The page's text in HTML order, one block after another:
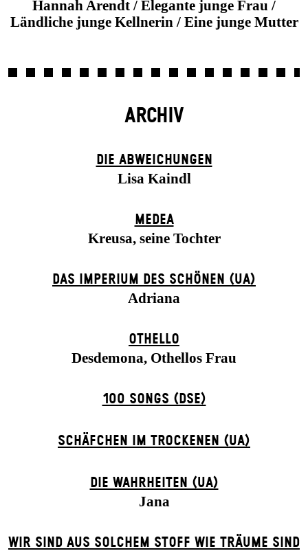
Hannah Arendt / Elegante junge Frau /
Ländliche junge Kellnerin / Eine junge Mutter
ARCHIV
DIE ABWEICHUNGEN
Lisa Kaindl
MEDEA
Kreusa, seine Tochter
DAS IMPERIUM DES SCHÖNEN (UA)
Adriana
OTHELLO
Desdemona, Othellos Frau
100 SONGS (DSE)
SCHÄFCHEN IM TROCKENEN (UA)
DIE WAHRHEITEN (UA)
Jana
WIR SIND AUS SOLCHEM STOFF WIE TRÄUME SIND